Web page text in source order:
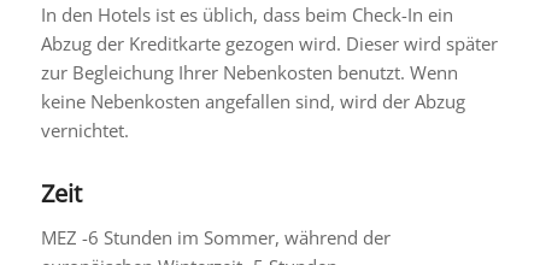
In den Hotels ist es üblich, dass beim Check-In ein
Abzug der Kreditkarte gezogen wird. Dieser wird später
zur Begleichung Ihrer Nebenkosten benutzt. Wenn
keine Nebenkosten angefallen sind, wird der Abzug
vernichtet.
Zeit
MEZ -6 Stunden im Sommer, während der